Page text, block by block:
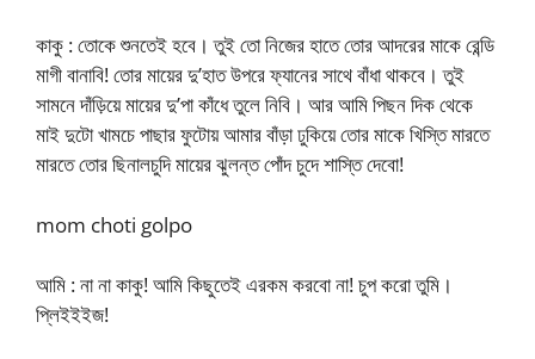
কাকু : তোকে শুনতেই হবে। তুই তো নিজের হাতে তোর আদরের মাকে রেন্ডি
মাগী বানাবি! তোর মায়ের দু’হাত উপরে ফ্যানের সাথে বাঁধা থাকবে। তুই
সামনে দাঁড়িয়ে মায়ের দু’পা কাঁধে তুলে নিবি। আর আমি পিছন দিক থেকে
মাই দুটো খামচে পাছার ফুটোয় আমার বাঁড়া ঢুকিয়ে তোর মাকে খিস্তি মারতে
মারতে তোর ছিনালচুদি মায়ের ঝুলন্ত পোঁদ চুদে শাস্তি দেবো!
mom choti golpo
আমি : না না কাকু! আমি কিছুতেই এরকম করবো না! চুপ করো তুমি।
প্লিইইইজ!